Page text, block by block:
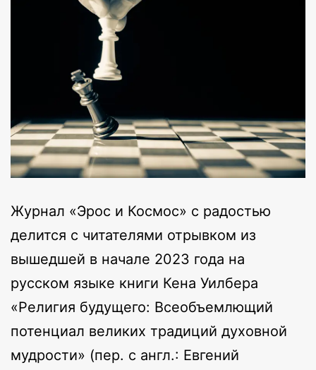
Журнал «Эрос и Космос» с радостью
делится с читателями отрывком из
вышедшей в начале 2023 года на
русском языке книги Кена Уилбера
«Религия будущего: Всеобъемлющий
потенциал великих традиций духовной
мудрости» (пер. с англ.: Евгений